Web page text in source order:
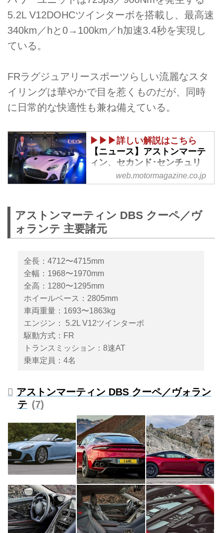
5.2L V12DOHCツインターボを搭載し、最高速
340km／hと0→100km／h加速3.4秒を実現し
ている。
FRラグジュアリースポーツらしい流麗なスタ
イリングは華やかで目を惹くものだが、同時
に日常的な快適性も兼ね備えている。
▶▶▶詳しい解説はこちら
【ニュース】アストンマーテ
ィン、セカンド･センチュリ
ー･プランの第三弾は、DBS
スーパーレッジェーラ！
アストンマーティン･ジャパン
は、次世代フラッグシップ・スー
ーラを発表した。(タイトル写真
シフィックのパトリック･ニルソ
ン社長)
web.motormagazine.co.jp
アストンマーティン DBS クーペ／ヴ
ォランテ 主要諸元
全長：4712〜4715mm
全幅：1968〜1970mm
全高：1280〜1295mm
ホイールベース：2805mm
車両重量：1693〜1863kg
エンジン： 5.2L V12ツインターボ
駆動方式：FR
トランスミッション：8速AT
乗車定員：4名
アストンマーティン DBS クーペ／ヴォラン
テ
7